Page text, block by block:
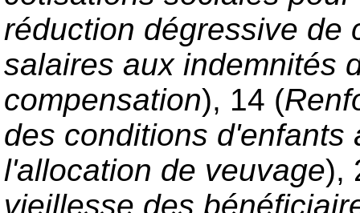
réduction dégressive de
salaires aux indemnités
compensation), 14 (
des conditions d'enfants
l'allocation de veuvage),
vieillesse des